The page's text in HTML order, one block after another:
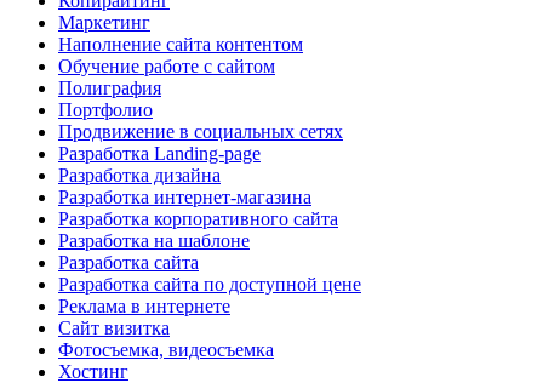
Маркетинг
Наполнение сайта контентом
Обучение работе с сайтом
Полиграфия
Портфолио
Продвижение в социальных сетях
Разработка Landing-page
Разработка дизайна
Разработка интернет-магазина
Разработка корпоративного сайта
Разработка на шаблоне
Разработка сайта
Разработка сайта по доступной цене
Реклама в интернете
Сайт визитка
Фотосъемка, видеосъемка
Хостинг